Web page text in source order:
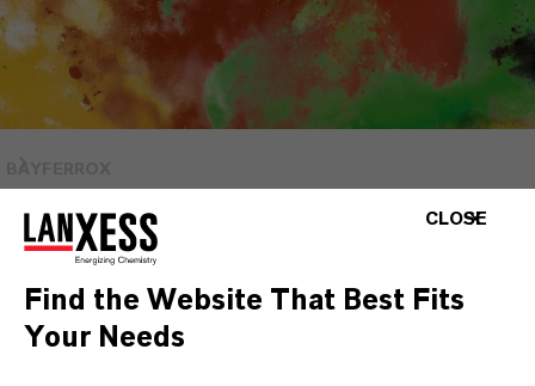
UM TREINAMENTO
EXCLUSIVO.
CLOSE
Find the Website That Best Fits
Your Needs